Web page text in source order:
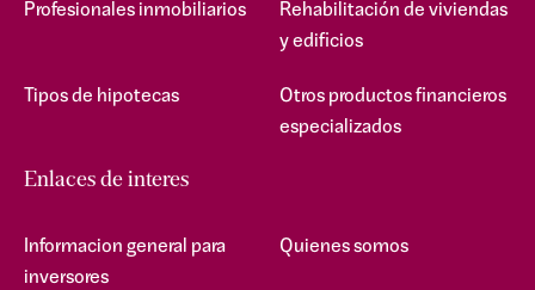
Profesionales inmobiliarios
Rehabilitación de viviendas
y edificios
Tipos de hipotecas
Otros productos financieros
especializados
Enlaces de interes
Informacion general para
inversores
Quienes somos